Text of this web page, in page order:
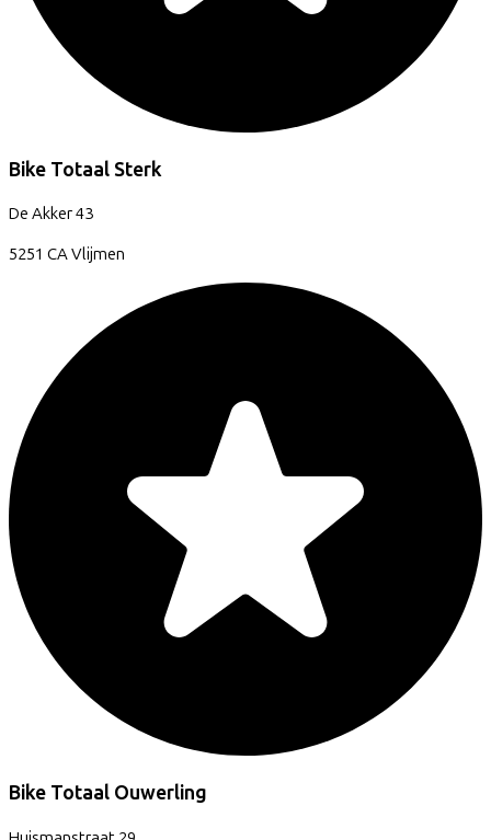
Bike Totaal Sterk
De Akker43
5251 CAVlijmen
Bike Totaal Ouwerling